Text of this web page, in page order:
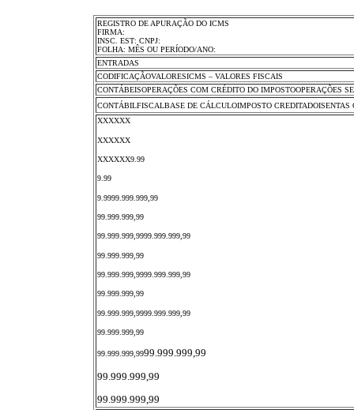
REGISTRO DE APURAÇÃO DO ICMS
FIRMA:
INSC. EST: CNPJ:
FOLHA: MÊS OU PERÍODO/ANO:
ENTRADAS
CODIFICAÇÃOVALORESICMS – VALORES FISCAIS
CONTÁBEISOPERAÇÕES COM CRÉDITO DO IMPOSTOOPERAÇÕES
CONTÁBILFISCALBASE DE CÁLCULOIMPOSTO CREDITADOISENTAS
XXXXXX
XXXXXX
XXXXXX9.99
9.99
9.9999.999.999,99
99.999.999,99
99.999.999,9999.999.999,99
99.999.999,99
99.999.999,9999.999.999,99
99.999.999,99
99.999.999,9999.999.999,99
99.999.999,99
99.999.999,9999.999.999,99
99.999.999,99
99.999.999,99